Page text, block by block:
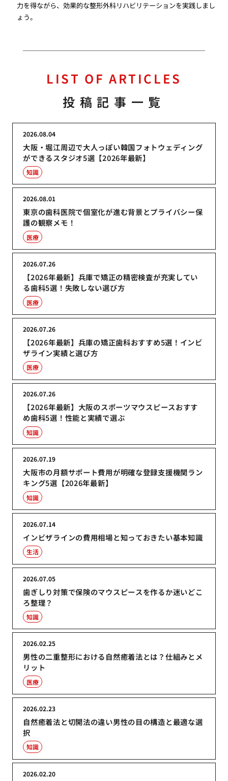
力を得ながら、効果的な整形外科リハビリテーションを実践しまし
ょう。
LIST OF ARTICLES
投稿記事一覧
大阪・堀江周辺で大人っぽい韓国フォトウェディング
ができるスタジオ5選【2026年最新】
2026.08.04
知識
東京の歯科医院で個室化が進む背景とプライバシー保
護の観察メモ！
2026.08.01
医療
【2026年最新】兵庫で矯正の精密検査が充実してい
る歯科5選！失敗しない選び方
2026.07.26
医療
【2026年最新】兵庫の矯正歯科おすすめ5選！インビ
ザライン実績と選び方
2026.07.26
医療
【2026年最新】大阪のスポーツマウスピースおすす
め歯科5選！性能と実績で選ぶ
2026.07.26
知識
大阪市の月額サポート費用が明確な登録支援機関ラン
キング5選【2026年最新】
2026.07.19
知識
インビザラインの費用相場と知っておきたい基本知識
2026.07.14
生活
歯ぎしり対策で保険のマウスピースを作るか迷いどこ
ろ整理？
2026.07.05
知識
男性の二重整形における自然癒着法とは？仕組みとメ
リット
2026.02.25
医療
自然癒着法と切開法の違い男性の目の構造と最適な選
択
2026.02.23
知識
2026.02.20